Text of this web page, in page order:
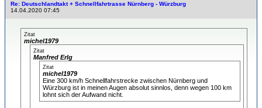
Re: Deutschlandtakt + Schnellfahrtrasse Nürnberg - Würzburg
14.04.2020 07:45
Zitat
michel1979
Zitat
Manfred Erlg
Zitat
michel1979
Eine 300 km/h Schnellfahrstrecke zwischen Nürnberg und
Würzburg ist in meinen Augen absolut sinnlos, denn wegen 100 km
lohnt sich der Aufwand nicht.